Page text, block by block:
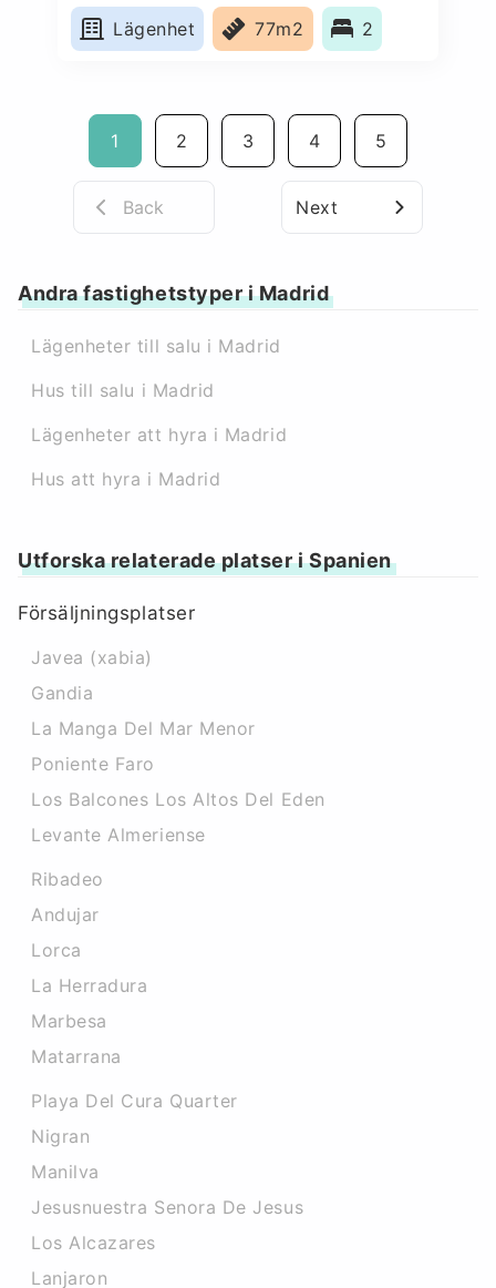
Lägenhet
77m2 2
1 2 3 4 5
Back Next
Andra fastighetstyper i Madrid
Lägenheter till salu i Madrid
Hus till salu i Madrid
Lägenheter att hyra i Madrid
Hus att hyra i Madrid
Utforska relaterade platser i Spanien
Försäljningsplatser
Javea (xabia)
Gandia
La Manga Del Mar Menor
Poniente Faro
Los Balcones Los Altos Del Eden
Levante Almeriense
Ribadeo
Andujar
Lorca
La Herradura
Marbesa
Matarrana
Playa Del Cura Quarter
Nigran
Manilva
Jesusnuestra Senora De Jesus
Los Alcazares
Lanjaron